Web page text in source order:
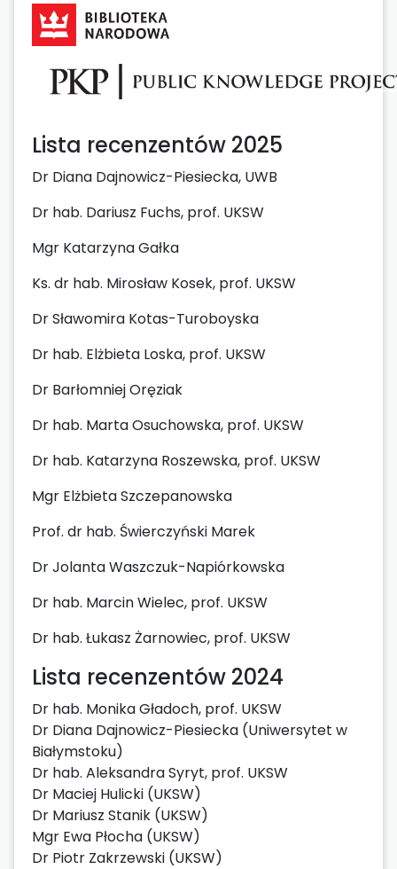
Lista recenzentów 2025
Dr Diana Dajnowicz-Piesiecka, UWB
Dr hab. Dariusz Fuchs, prof. UKSW
Mgr Katarzyna Gałka
Ks. dr hab. Mirosław Kosek, prof. UKSW
Dr Sławomira Kotas-Turoboyska
Dr hab. Elżbieta Loska, prof. UKSW
Dr Barłomniej Oręziak
Dr hab. Marta Osuchowska, prof. UKSW
Dr hab. Katarzyna Roszewska, prof. UKSW
Mgr Elżbieta Szczepanowska
Prof. dr hab. Świerczyński Marek
Dr Jolanta Waszczuk-Napiórkowska
Dr hab. Marcin Wielec, prof. UKSW
Dr hab. Łukasz Żarnowiec, prof. UKSW
Lista recenzentów 2024
Dr hab. Monika Gładoch, prof. UKSW
Dr Diana Dajnowicz-Piesiecka (Uniwersytet w
Białymstoku)
Dr hab. Aleksandra Syryt, prof. UKSW
Dr Maciej Hulicki (UKSW)
Dr Mariusz Stanik (UKSW)
Mgr Ewa Płocha (UKSW)
Dr Piotr Zakrzewski (UKSW)